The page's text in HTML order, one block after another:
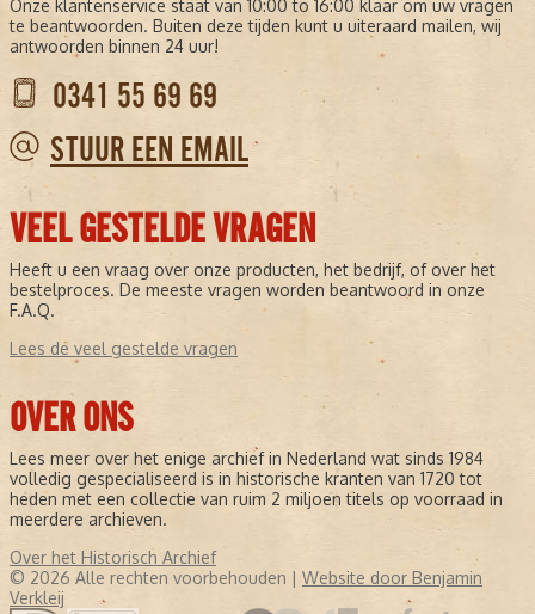
Onze klantenservice staat van 10:00 to 16:00 klaar om uw vragen
te beantwoorden. Buiten deze tijden kunt u uiteraard mailen, wij
antwoorden binnen 24 uur!
0341 55 69 69
STUUR EEN EMAIL
VEEL GESTELDE VRAGEN
Heeft u een vraag over onze producten, het bedrijf, of over het
bestelproces. De meeste vragen worden beantwoord in onze
F.A.Q.
Lees de veel gestelde vragen
OVER ONS
Lees meer over het enige archief in Nederland wat sinds 1984
volledig gespecialiseerd is in historische kranten van 1720 tot
heden met een collectie van ruim 2 miljoen titels op voorraad in
meerdere archieven.
Over het Historisch Archief
© 2026 Alle rechten voorbehouden | Website door Benjamin
Verkleij